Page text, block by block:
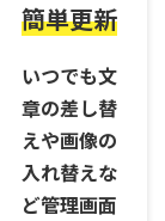
簡単更新
いつでも⽂
章の差し替
えや画像の
⼊れ替えな
ど管理画⾯